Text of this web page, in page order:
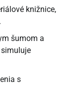
knižnice,
šumom a
s